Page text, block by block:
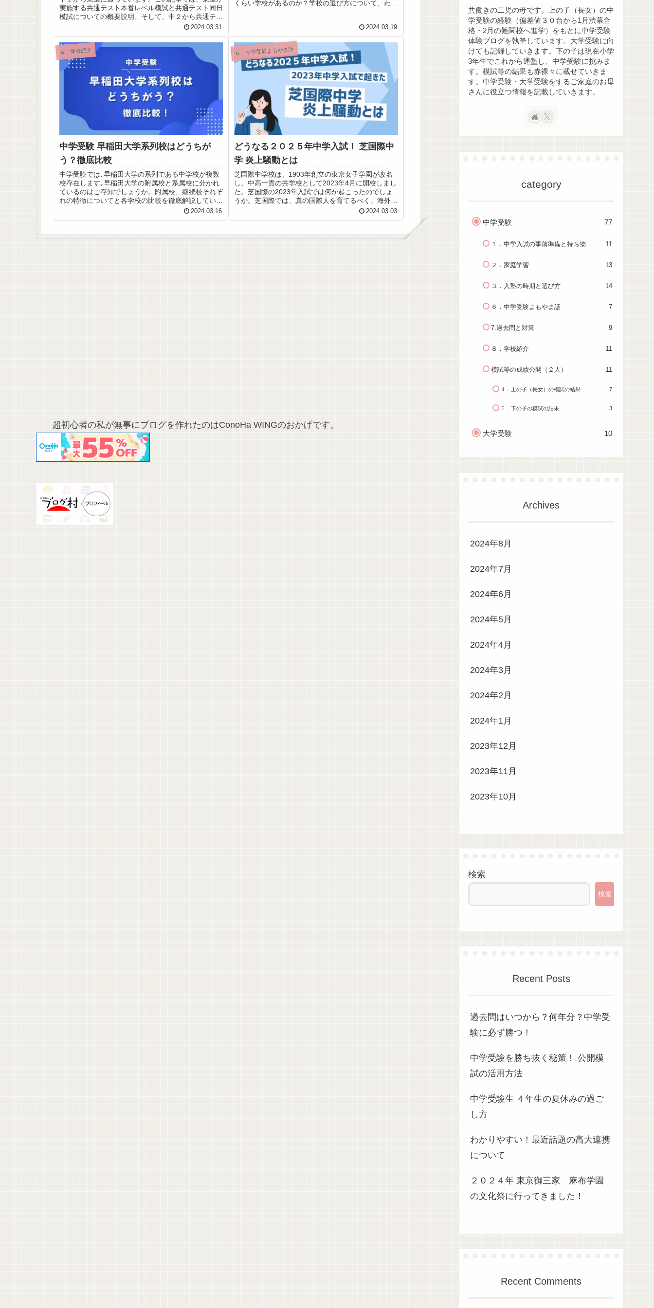
実施する共通テスト本番レベル模試と共通テスト同日
模試についての概要説明、そして、中２から共通テス
ト関連の模試を受けているので、どんなものなのか、
2024.03.31
くらい学校があるのか？学校の選び方について、わか
2024.03.19
８．学校紹介
中学受験 早稲田大学系列校はどうちが
う？徹底比較
中学受験では､早稲田大学の系列である中学校が複数
校存在します｡早稲田大学の附属校と系属校に分かれ
ているのはご存知でしょうか。附属校、継続校それぞ
れの特徴についてと各学校の比較を徹底解説していき
2024.03.16
６．中学受験よもやま話
どうなる２０２５年中学入試！ 芝国際中
学 炎上騒動とは
芝国際中学校は、1903年創立の東京女子学園が改名
し、中高一貫の共学校として2023年4月に開校しまし
た。芝国際の2023年入試では何が起こったのでしょ
うか。芝国際では、真の国際人を育てるべく、海外の
メソッドを取り入れ、データサイエンスの授業や
2024.03.03
超初心者の私が無事にブログを作れたのはConoHa WINGのおかげです。
共働きの二児の母です。上の子（長女）の中
学受験の経験（偏差値３０台から1月渋幕合
格・2月の難関校へ進学）をもとに中学受験
体験ブログを執筆しています。大学受験に向
けても記録していきます。下の子は現在小学
3年生でこれから通塾し、中学受験に挑みま
す。模試等の結果も赤裸々に載せていきま
す。中学受験・大学受験をするご家庭のお母
さんに役立つ情報を記載していきます。
category
中学受験 77
１．中学入試の事前準備と持ち物 11
２．家庭学習 13
３．入塾の時期と選び方 14
６．中学受験よもやま話 7
7.過去問と対策 9
８．学校紹介 11
模試等の成績公開（２人） 11
４．上の子（長女）の模試の結果 7
５．下の子の模試の結果 3
大学受験 10
Archives
2024年8月
2024年7月
2024年6月
2024年5月
2024年4月
2024年3月
2024年2月
2024年1月
2023年12月
2023年11月
2023年10月
検索
検索
Recent Posts
過去問はいつから？何年分？中学受
験に必ず勝つ！
中学受験を勝ち抜く秘策！ 公開模
試の活用方法
中学受験生 ４年生の夏休みの過ご
し方
わかりやすい！最近話題の高大連携
について
２０２４年 東京御三家 麻布学園
の文化祭に行ってきました！
Recent Comments